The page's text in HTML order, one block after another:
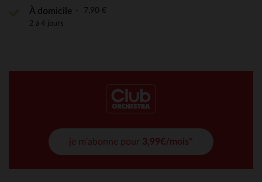
À domicile 7,90 €
2 à 4 jours
je m'abonne pour 3,99€/mois*